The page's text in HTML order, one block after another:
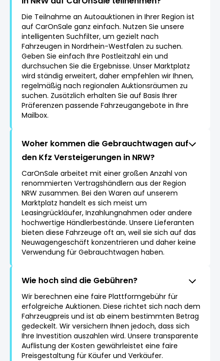
Die Teilnahme an Autoauktionen in Ihrer Region ist
auf CarOnSale ganz einfach. Nutzen Sie unsere
intelligenten Suchfilter, um gezielt nach
Fahrzeugen in Nordrhein-Westfalen zu suchen.
Geben Sie einfach Ihre Postleitzahl ein und
durchsuchen Sie die Ergebnisse. Unser Marktplatz
wird ständig erweitert, daher empfehlen wir Ihnen,
regelmäßig nach regionalen Auktionsräumen zu
suchen. Zusätzlich erhalten Sie auf Basis Ihrer
Präferenzen passende Fahrzeugangebote in Ihre
Mailbox.
Woher kommen die Gebrauchtwagen auf
den Kfz Versteigerungen in NRW?
CarOnSale arbeitet mit einer großen Anzahl von
renommierten Vertragshändlern aus der Region
NRW zusammen. Bei den Waren auf unserem
Marktplatz handelt es sich meist um
Leasingrückläufer, Inzahlungnahmen oder andere
hochwertige Händlerbestände. Unsere Lieferanten
bieten diese Fahrzeuge oft an, weil sie sich auf das
Neuwagengeschäft konzentrieren und daher keine
Verwendung für Gebrauchtwagen haben.
Wie hoch sind die Gebühren?
Wir berechnen eine faire Plattformgebühr für
erfolgreiche Auktionen. Diese richtet sich nach dem
Fahrzeugpreis und ist ab einem bestimmten Betrag
gedeckelt. Wir versichern Ihnen jedoch, dass sich
Ihre Investition auszahlen wird. Unsere transparente
Auflistung der Kosten gewährleistet eine faire
Preisgestaltung für Käufer und Verkäufer.